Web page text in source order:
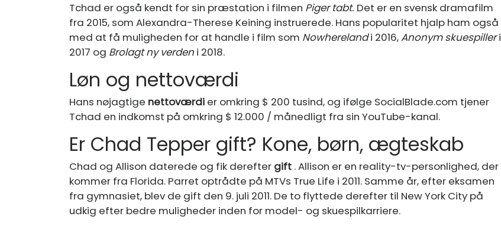
Tchad er også kendt for sin præstation i filmen Piger tabt. Det er en svensk dramafilm
fra 2015, som Alexandra-Therese Keining instruerede. Hans popularitet hjalp ham også
med at få muligheden for at handle i film som Nowherelandi 2016,Anonym skuespilleri
2017 og Brolagt ny verden i 2018.
Løn og nettoværdi
Hans nøjagtige nettoværdi er omkring $ 200 tusind, og ifølge SocialBlade.com tjener
Tchad en indkomst på omkring $ 12.000 / månedligt fra sin YouTube-kanal.
Er Chad Tepper gift? Kone, børn, ægteskab
Chad og Allison daterede og fik derefter gift . Allison er en reality-tv-personlighed, der
kommer fra Florida. Parret optrådte på MTVs True Life i 2011. Samme år, efter eksamen
fra gymnasiet, blev de gift den 9. juli 2011. De to flyttede derefter til New York City på
udkig efter bedre muligheder inden for model- og skuespilkarriere.